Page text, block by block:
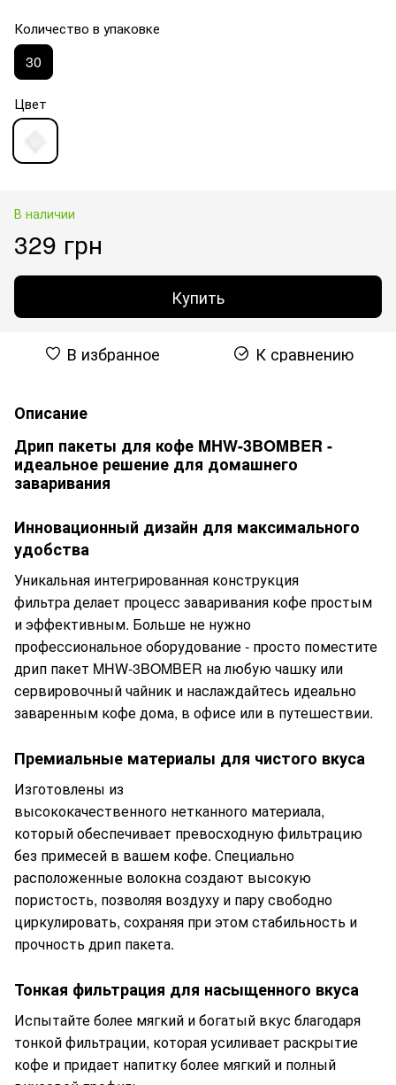
Количество в упаковке
30
Цвет
В наличии
329 грн
Купить
В избранное К сравнению
Описание
Дрип пакеты для кофе MHW-3BOMBER -
идеальное решение для домашнего
заваривания
Инновационный дизайн для максимального
удобства
Уникальная интегрированная конструкция
фильтра делает процесс заваривания кофе простым
и эффективным. Больше не нужно
профессиональное оборудование - просто поместите
дрип пакет MHW-3BOMBER на любую чашку или
сервировочный чайник и наслаждайтесь идеально
заваренным кофе дома, в офисе или в путешествии.
Премиальные материалы для чистого вкуса
Изготовлены из
высококачественного нетканного материала,
который обеспечивает превосходную фильтрацию
без примесей в вашем кофе. Специально
расположенные волокна создают высокую
пористость, позволяя воздуху и пару свободно
циркулировать, сохраняя при этом стабильность и
прочность дрип пакета.
Тонкая фильтрация для насыщенного вкуса
Испытайте более мягкий и богатый вкус благодаря
тонкой фильтрации, которая усиливает раскрытие
кофе и придает напитку более мягкий и полный